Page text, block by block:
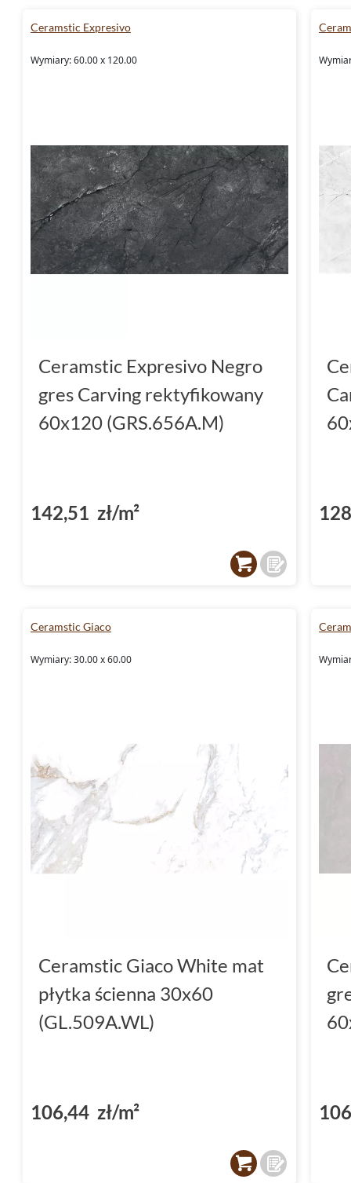
Ceramstic Expresivo
Wymiary: 60.00 x 120.00
Ceramstic Expresivo Negro
gres Carving rektyfikowany
60x120 (GRS.656A.M)
142,51 zł/m²
Ceramstic Giaco
Wymiary: 30.00 x 60.00
Ceramstic Giaco White mat
płytka ścienna 30x60
(GL.509A.WL)
106,44 zł/m²